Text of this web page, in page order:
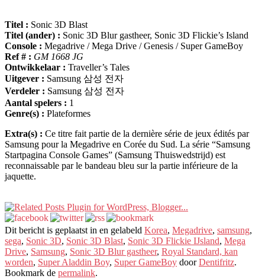
Titel : Sonic 3D Blast
Titel (ander) : Sonic 3D Blur gastheer, Sonic 3D Flickie’s Island
Console : Megadrive / Mega Drive / Genesis / Super GameBoy
Ref # : GM 1668 JG
Ontwikkelaar : Traveller’s Tales
Uitgever : Samsung 삼성 전자
Verdeler : Samsung 삼성 전자
Aantal spelers : 1
Genre(s) : Plateformes
Extra(s) : Ce titre fait partie de la dernière série de jeux édités par
Samsung pour la Megadrive en Corée du Sud. La série “Samsung
Startpagina Console Games” (Samsung Thuiswedstrijd) est
reconnaissable par le bandeau bleu sur la partie inférieure de la
jaquette.
Dit bericht is geplaatst in en gelabeld Korea, Megadrive, samsung,
sega, Sonic 3D, Sonic 3D Blast, Sonic 3D Flickie IJsland, Mega
Drive, Samsung, Sonic 3D Blur gastheer, Royal Standard, kan
worden, Super Aladdin Boy, Super GameBoy doorDentifritz.
Bookmark de permalink.